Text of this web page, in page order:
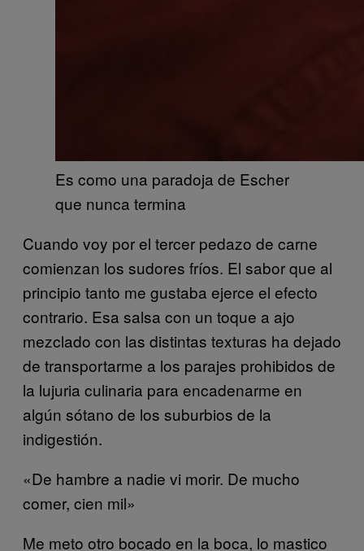
Es como una paradoja de Escher
que nunca termina
Cuando voy por el tercer pedazo de carne
comienzan los sudores fríos. El sabor que al
principio tanto me gustaba ejerce el efecto
contrario. Esa salsa con un toque a ajo
mezclado con las distintas texturas ha dejado
de transportarme a los parajes prohibidos de
la lujuria culinaria para encadenarme en
algún sótano de los suburbios de la
indigestión.
«De hambre a nadie vi morir. De mucho
comer, cien mil»
Me meto otro bocado en la boca, lo mastico